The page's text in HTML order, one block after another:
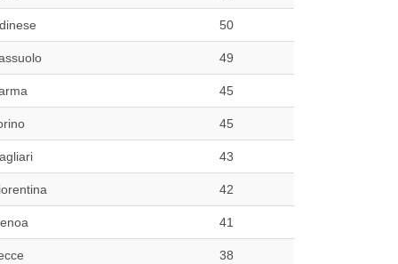
50
49
45
45
43
42
41
38